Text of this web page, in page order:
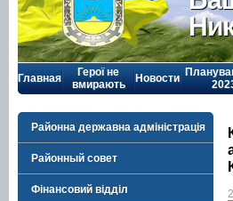
Главная
Герої не
вмирають
Новости
Районна державна адміністрація
Районный совет
Фінансовий відділ